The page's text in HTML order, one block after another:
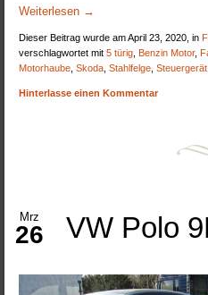
Weiterlesen →
Dieser Beitrag wurde am April 23, 2020, in
verschlagwortet mit5 türig Benzin Motor,
Motorhaube ,Skoda ,Stahlfelge ,Steuergerät
Hinterlasse einen Kommentar
VW Polo
Mrz
26